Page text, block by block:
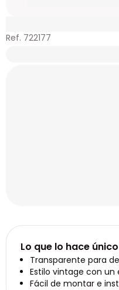
Ref. 722177
Lo que lo hace único
Transparente para
Estilo vintage con
Fácil de montar e